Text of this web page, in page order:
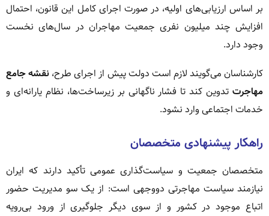
بر اساس ارزیابی‌های اولیه، در صورت اجرای کامل این قانون، احتمال
افزایش چند میلیون نفری جمعیت مهاجران در سال‌های نخست
وجود دارد.
کارشناسان می‌گویند لازم است دولت پیش از اجرای طرح، نقشه جامع
مهاجرت تدوین کند تا فشار ناگهانی بر زیرساخت‌ها، نظام یارانه‌ای و
خدمات اجتماعی وارد نشود.
راهکار پیشنهادی متخصصان
متخصصان جمعیت و سیاست‌گذاری عمومی تأکید دارند که ایران
نیازمند سیاست مهاجرتی دووجهی است: از یک سو مدیریت حضور
اتباع موجود در کشور و از سوی دیگر جلوگیری از ورود بی‌رویه